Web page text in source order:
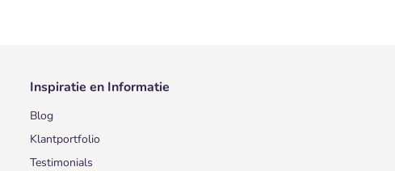
Inspiratie en Informatie
Blog
Klantportfolio
Testimonials